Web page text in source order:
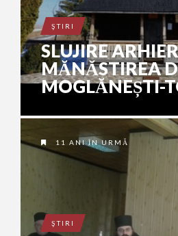
ŞTIRI
SLUJIRE
MĂNĂSTIREA
MOGLĂNEȘTI-
11 ANI ÎN URMĂ
ŞTIRI